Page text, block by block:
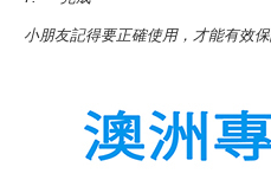
小朋友記得要正確使用，才能有效